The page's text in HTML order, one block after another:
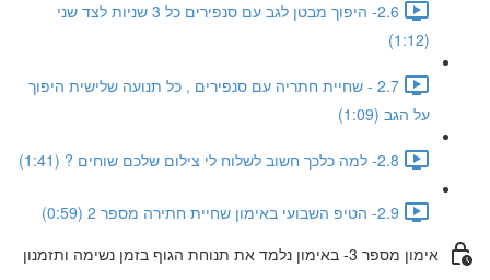
2.6- היפוך מבטן לגב עם סנפירים כל 3 שניות לצד שני
(1:12)
2.7 - שחיית חתריה עם סנפירים , כל תנועה שלישית היפוך
על הגב (1:09)
2.8- למה כלכך חשוב לשלוח לי צילום שלכם שוחים ? (1:41)
2.9- הטיפ השבועי באימון שחיית חתירה מספר 2 (0:59)
אימון מספר 3- באימון נלמד את תנוחת הגוף בזמן נשימה ותזמנון